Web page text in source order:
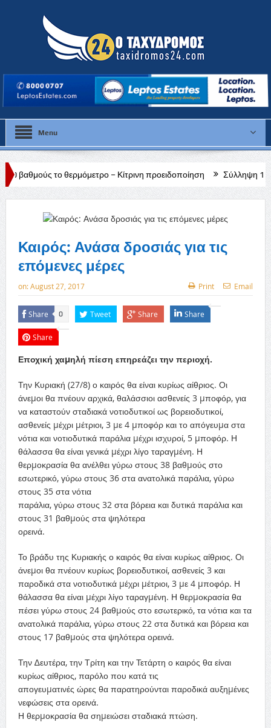
Menu
– Κίτρινη προειδοποίηση Σύλληψη 12 προσώπων στο
Καιρός: Ανάσα δροσιάς για τις
επόμενες μέρες
on:August 27, 2017 Print Email
Share 0 Tweet Share Share
Share
Εποχική χαµηλή πίεση επηρεάζει την περιοχή.
Την Κυριακή (27/8) ο καιρός θα είναι κυρίως αίθριος. Οι
άνεµοι θα πνέουν αρχικά, θαλάσσιοι ασθενείς 3 µποφόρ, για
να καταστούν σταδιακά νοτιοδυτικοί ως βορειοδυτικοί,
ασθενείς µέχρι µέτριοι, 3 µε 4 µποφόρ και το απόγευµα στα
νότια και νοτιοδυτικά παράλια µέχρι ισχυροί, 5 µποφόρ. Η
θάλασσα θα είναι γενικά µέχρι λίγο ταραγµένη. Η
θερµοκρασία θα ανέλθει γύρω στους 38 βαθµούς στο
εσωτερικό, γύρω στους 36 στα ανατολικά παράλια, γύρω
στους 35 στα νότια
παράλια, γύρω στους 32 στα βόρεια και δυτικά παράλια και
στους 31 βαθµούς στα ψηλότερα
ορεινά.
Το βράδυ της Κυριακής ο καιρός θα είναι κυρίως αίθριος. Οι
άνεµοι θα πνέουν κυρίως βορειοδυτικοί, ασθενείς 3 και
παροδικά στα νοτιοδυτικά µέχρι µέτριοι, 3 µε 4 µποφόρ. Η
θάλασσα θα είναι µέχρι λίγο ταραγµένη. Η θερµοκρασία θα
πέσει γύρω στους 24 βαθµούς στο εσωτερικό, τα νότια και τα
ανατολικά παράλια, γύρω στους 22 στα δυτικά και βόρεια και
στους 17 βαθµούς στα ψηλότερα ορεινά.
Την ∆ευτέρα, την Τρίτη και την Τετάρτη ο καιρός θα είναι
κυρίως αίθριος, παρόλο που κατά τις
απογευµατινές ώρες θα παρατηρούνται παροδικά αυξηµένες
νεφώσεις στα ορεινά.
Η θερµοκρασία θα σηµειώσει σταδιακά πτώση.